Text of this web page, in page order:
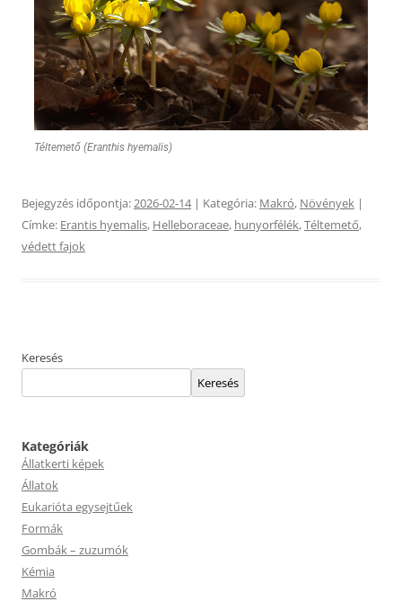
Téltemető (Eranthis hyemalis)
Bejegyzés időpontja:2026-02-14| Kategória: Makró, Növények |
Címke: Erantis hyemalis, Helleboraceae, hunyorfélék,Téltemető,
védett fajok
Keresés
Keresés
Kategóriák
Állatkerti képek
Állatok
Eukarióta egysejtűek
Formák
Gombák – zuzumók
Kémia
Makró